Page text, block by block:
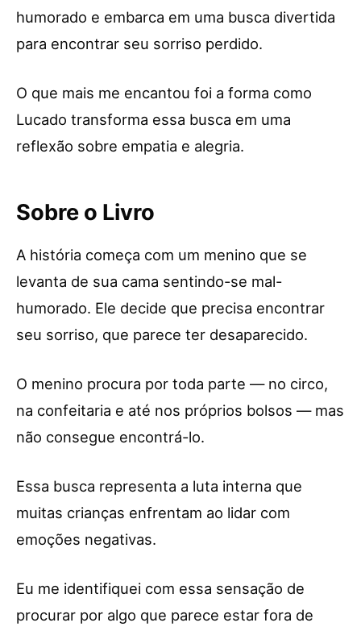
humorado e embarca em uma busca divertida
para encontrar seu sorriso perdido.
O que mais me encantou foi a forma como
Lucado transforma essa busca em uma
reflexão sobre empatia e alegria.
Sobre o Livro
A história começa com um menino que se
levanta de sua cama sentindo-se mal-
humorado. Ele decide que precisa encontrar
seu sorriso, que parece ter desaparecido.
O menino procura por toda parte — no circo,
na confeitaria e até nos próprios bolsos — mas
não consegue encontrá-lo.
Essa busca representa a luta interna que
muitas crianças enfrentam ao lidar com
emoções negativas.
Eu me identifiquei com essa sensação de
procurar por algo que parece estar fora de